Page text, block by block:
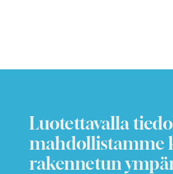
Luotettavalla
mahdollistamme
rakennetun